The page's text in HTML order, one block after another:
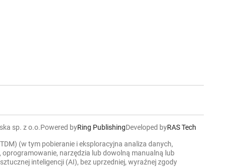
sp. z o.o.Powered byRing PublishingDeveloped byRAS Tech
(w tym pobieranie i eksploracyjna analiza danych,
narzędzia lub dowolną manualną lub
inteligencji (AI), bez uprzedniej, wyraźnej zgody